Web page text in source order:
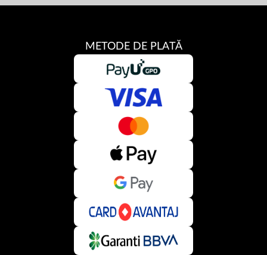
METODE DE PLATĂ